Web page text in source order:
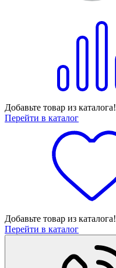
Добавьте товар из каталога!
Перейти в каталог
Добавьте товар из каталога!
Перейти в каталог